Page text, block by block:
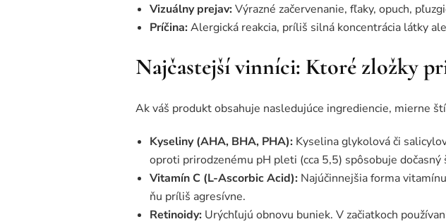
Vizuálny prejav: Výrazné začervenanie, fľaky, opuch,
Príčina: Alergická reakcia, príliš silná koncentrácia látky
Najčastejší vinníci: Ktoré zložky
Ak váš produkt obsahuje nasledujúce ingrediencie, mierne
Kyseliny (AHA, BHA, PHA): Kyselina glykolová či
oproti prirodzenému pH pleti (cca 5,5) spôsobuje dočasný
Vitamín C (L-Ascorbic Acid): Najúčinnejšia forma
ňu príliš agresívne.
Retinoidy: Urýchľujú obnovu buniek. V začiatkoch